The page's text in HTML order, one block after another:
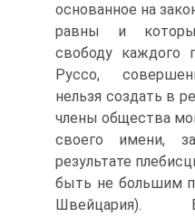
основанное на
равны и
свободу каждого
Руссо,
нельзя создать в
члены общества
своего имени,
результате
быть не большим
Швейцария).